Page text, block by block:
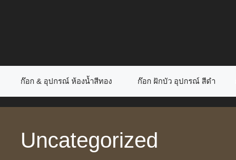
ก๊อก & อุปกรณ์ ห้องน้ำสีทอง ก๊อก ฝักบัว อุปกรณ์ สีดำ
Uncategorized